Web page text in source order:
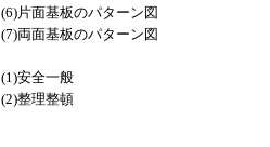
(6)片面基板のパターン図
(7)両面基板のパターン図
(1)安全一般
(2)整理整頓